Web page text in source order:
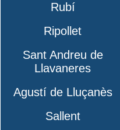
Rubí
Ripollet
Sant Andreu de
Llavaneres
Agustí de Lluçanès
Sallent